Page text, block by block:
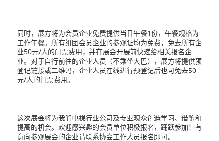
同时，展方将为会员企业免费提供当日午餐1份，午餐规格为
工作午餐。所有组团会员企业的参观证均为免费，免去所有企
业50元/人的门票费用，并在展会开展前快递给相关报名企
业。对于自行前往的企业人员（不乘坐大巴），展方将提供预
登记链接或二维码，企业人员在线进行预登记后也可免去50
元/人的门票费用。
这次展会将为我们电梯行业公司及专业观众创造学习、借鉴和
提高的机会。欢迎感兴趣的会员单位积极报名，踊跃参加！有
意向参观展会的企业请联系协会工作人员报名即可。